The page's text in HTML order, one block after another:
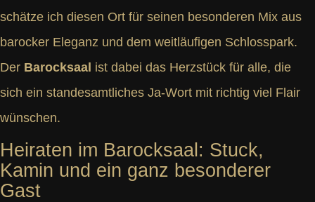
schätze ich diesen Ort für seinen besonderen Mix aus
barocker Eleganz und dem weitläufigen Schlosspark.
Der Barocksaal ist dabei das Herzstück für alle, die
sich ein standesamtliches Ja-Wort mit richtig viel Flair
wünschen.
Heiraten im Barocksaal: Stuck,
Kamin und ein ganz besonderer
Gast